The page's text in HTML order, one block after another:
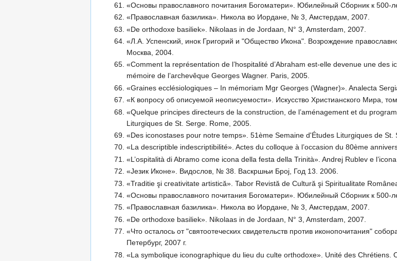
«Основы православного почитания Богоматери». Юбилейный Сборник к 500-
«Православная базилика». Никола во Иордане, № 3, Амстердам, 2007.
«De orthodoxe basiliek». Nikolaas in de Jordaan, N° 3, Amsterdam, 2007.
«Л.А. Успенский, инок Григорий и "Общество Икона". Возрождение
Москва, 2004.
«Comment la représentation de l’hospitalité d’Abraham est-elle devenue une
mémoire de l’archevêque Georges Wagner. Paris, 2005.
«Graines ecclésiologiques – In mémoriam Mgr Georges (Wagner)». Analecta
«К вопросу об описуемой неописуемости». Искусство Христианского Мира,
«Quelque principes directeurs de la construction, de l’aménagement et du
Liturgiques de St. Serge. Rome, 2005.
«Des iconostases pour notre temps». 51ème Semaine d'Études Liturgiques de St.
«La descriptible indescriptibilité». Actes du colloque à l’occasion du 80ème
«L’ospitalità di Abramo come icona della festa della Trinità». Andrej Rublev e
«Jезик Иконе». Видослов, № 38. Васкршњи Броj, Год 13. 2006.
«Traditie şi creativitate artistică». Tabor Revistă de Cultură şi Spiritualitate
«Основы православного почитания Богоматери». Юбилейный Сборник к 500-
«Православная базилика». Никола во Иордане, № 3, Амстердам, 2007.
«De orthodoxe basiliek». Nikolaas in de Jordaan, N° 3, Amsterdam, 2007.
«Что осталось от "святоотеческих свидетельств против иконопочитания"
Петербург, 2007 г.
«La symbolique iconographique du lieu du culte orthodoxe». Unité des Chrétiens.